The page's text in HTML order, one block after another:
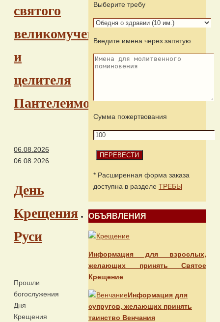
святого
великомученика
и
целителя
Пантелеимона
06.08.2026
06.08.2026
День
Крещения
Руси
Прошли
богослужения
Дня
Крещения
Выберите требу
Введите имена через запятую
Сумма пожертвования
* Расширенная форма заказа
доступна в разделе ТРЕБЫ
ОБЪЯВЛЕНИЯ
Информация для взрослых,
желающих принять Святое
Крещение
Информация для
супругов, желающих принять
таинство Венчания